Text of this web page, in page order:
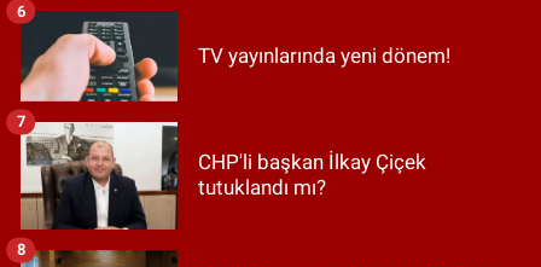
TV yayınlarında yeni dönem!
6
CHP'li başkan İlkay Çiçek
tutuklandı mı?
7
8